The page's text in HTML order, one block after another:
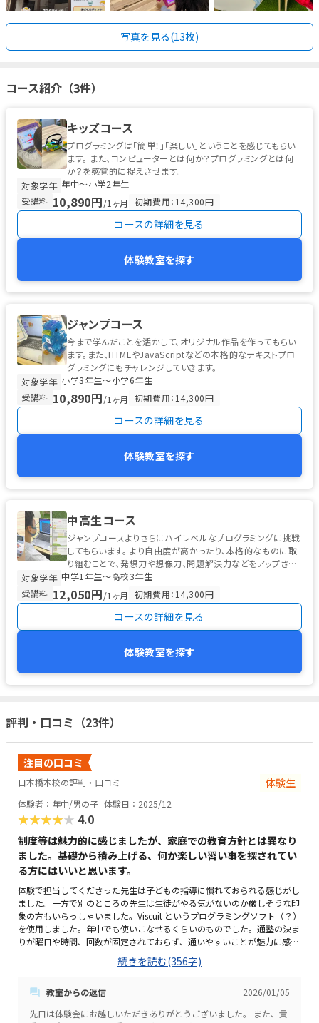
写真を見る(13枚)
コース紹介（3件）
キッズコース
プログラミングは「簡単！」「楽しい」ということを感じてもらい
ます。 また、コンピューターとは何か？プログラミングとは何
か？を感覚的に捉えさせます。
対象学年 年中〜小学2年生
受講料 10,890円/1ヶ月 初期費用：14,300円
コースの詳細を見る
体験教室を探す
ジャンプコース
今まで学んだことを活かして、オリジナル作品を作ってもらい
ます。また、HTMLやJavaScriptなどの本格的なテキストプロ
グラミングにもチャレンジしていきます。
対象学年 小学3年生〜小学6年生
受講料 10,890円/1ヶ月 初期費用：14,300円
コースの詳細を見る
体験教室を探す
中高生コース
ジャンプコースよりさらにハイレベルなプログラミングに挑戦
してもらいます。 より自由度が高かったり、本格的なものに取
り組むことで、発想力や想像力、問題解決力などをアップさせ
ます。
対象学年 中学1年生〜高校3年生
受講料 12,050円/1ヶ月 初期費用：14,300円
コースの詳細を見る
体験教室を探す
評判・口コミ（23件）
注目の口コミ
日本橋本校の評判・口コミ 体験生
体験者：年中/男の子 体験日：2025/12
★★★★★ 4.0
制度等は魅力的に感じましたが、家庭での教育方針とは異なり
ました。基礎から積み上げる、何か楽しい習い事を探されてい
る方にはいいと思います。
体験で担当してくださった先生は子どもの指導に慣れておられる感じがし
ました。一方で別のところの先生は生徒がやる気がないのか厳しそうな印
象の方もいらっしゃいました。Viscuit というプログラミングソフト（？）
を使用しました。年中でも使いこなせるくらいのものでした。通塾の決ま
りが曜日や時間、回数が固定されておらず、通いやすいことが魅力に感じ
ました。また学童ありのコースを選択できることも魅力的に感じました。
教室そのものは狭いながらも、ポモドーロタイマーを使用した時間管理や
の習い事がわからないため、妥当な金額かわかりません。おそらく高過ぎ
ました。子どもも集中して楽しんでいました。
続きを読む(356字)
教室からの返信
2026/01/05
先日は体験会にお越しいただきありがとうございました。 また、貴